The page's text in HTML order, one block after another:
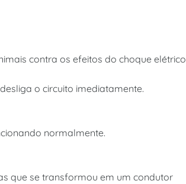
contra os efeitos do choque elétrico
o circuito imediatamente.
normalmente.
que se transformou em um condutor